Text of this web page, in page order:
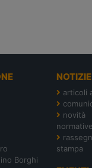
Borghi
NOTIZIE
articoli
novità
normative
stampa